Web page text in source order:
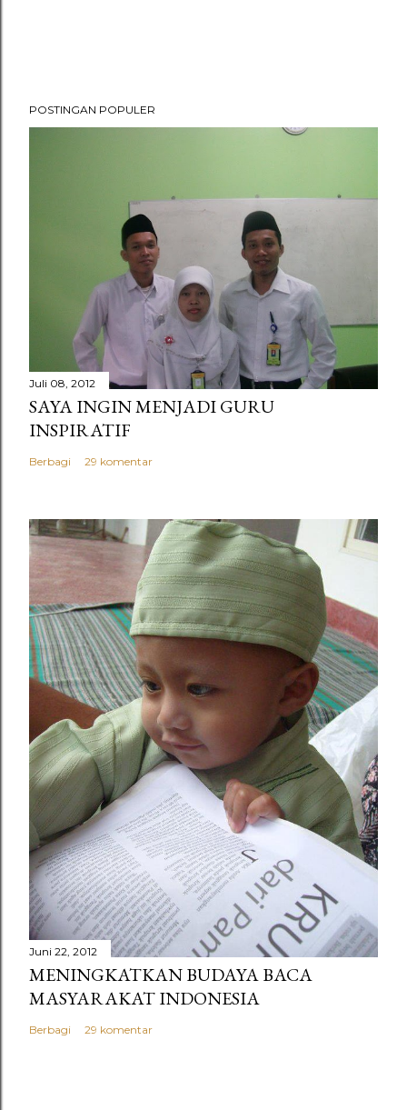
POSTINGAN POPULER
Juli 08, 2012
SAYA INGIN MENJADI GURU
INSPIRATIF
Berbagi 29 komentar
Juni 22, 2012
MENINGKATKAN BUDAYA BACA
MASYARAKAT INDONESIA
Berbagi 29 komentar